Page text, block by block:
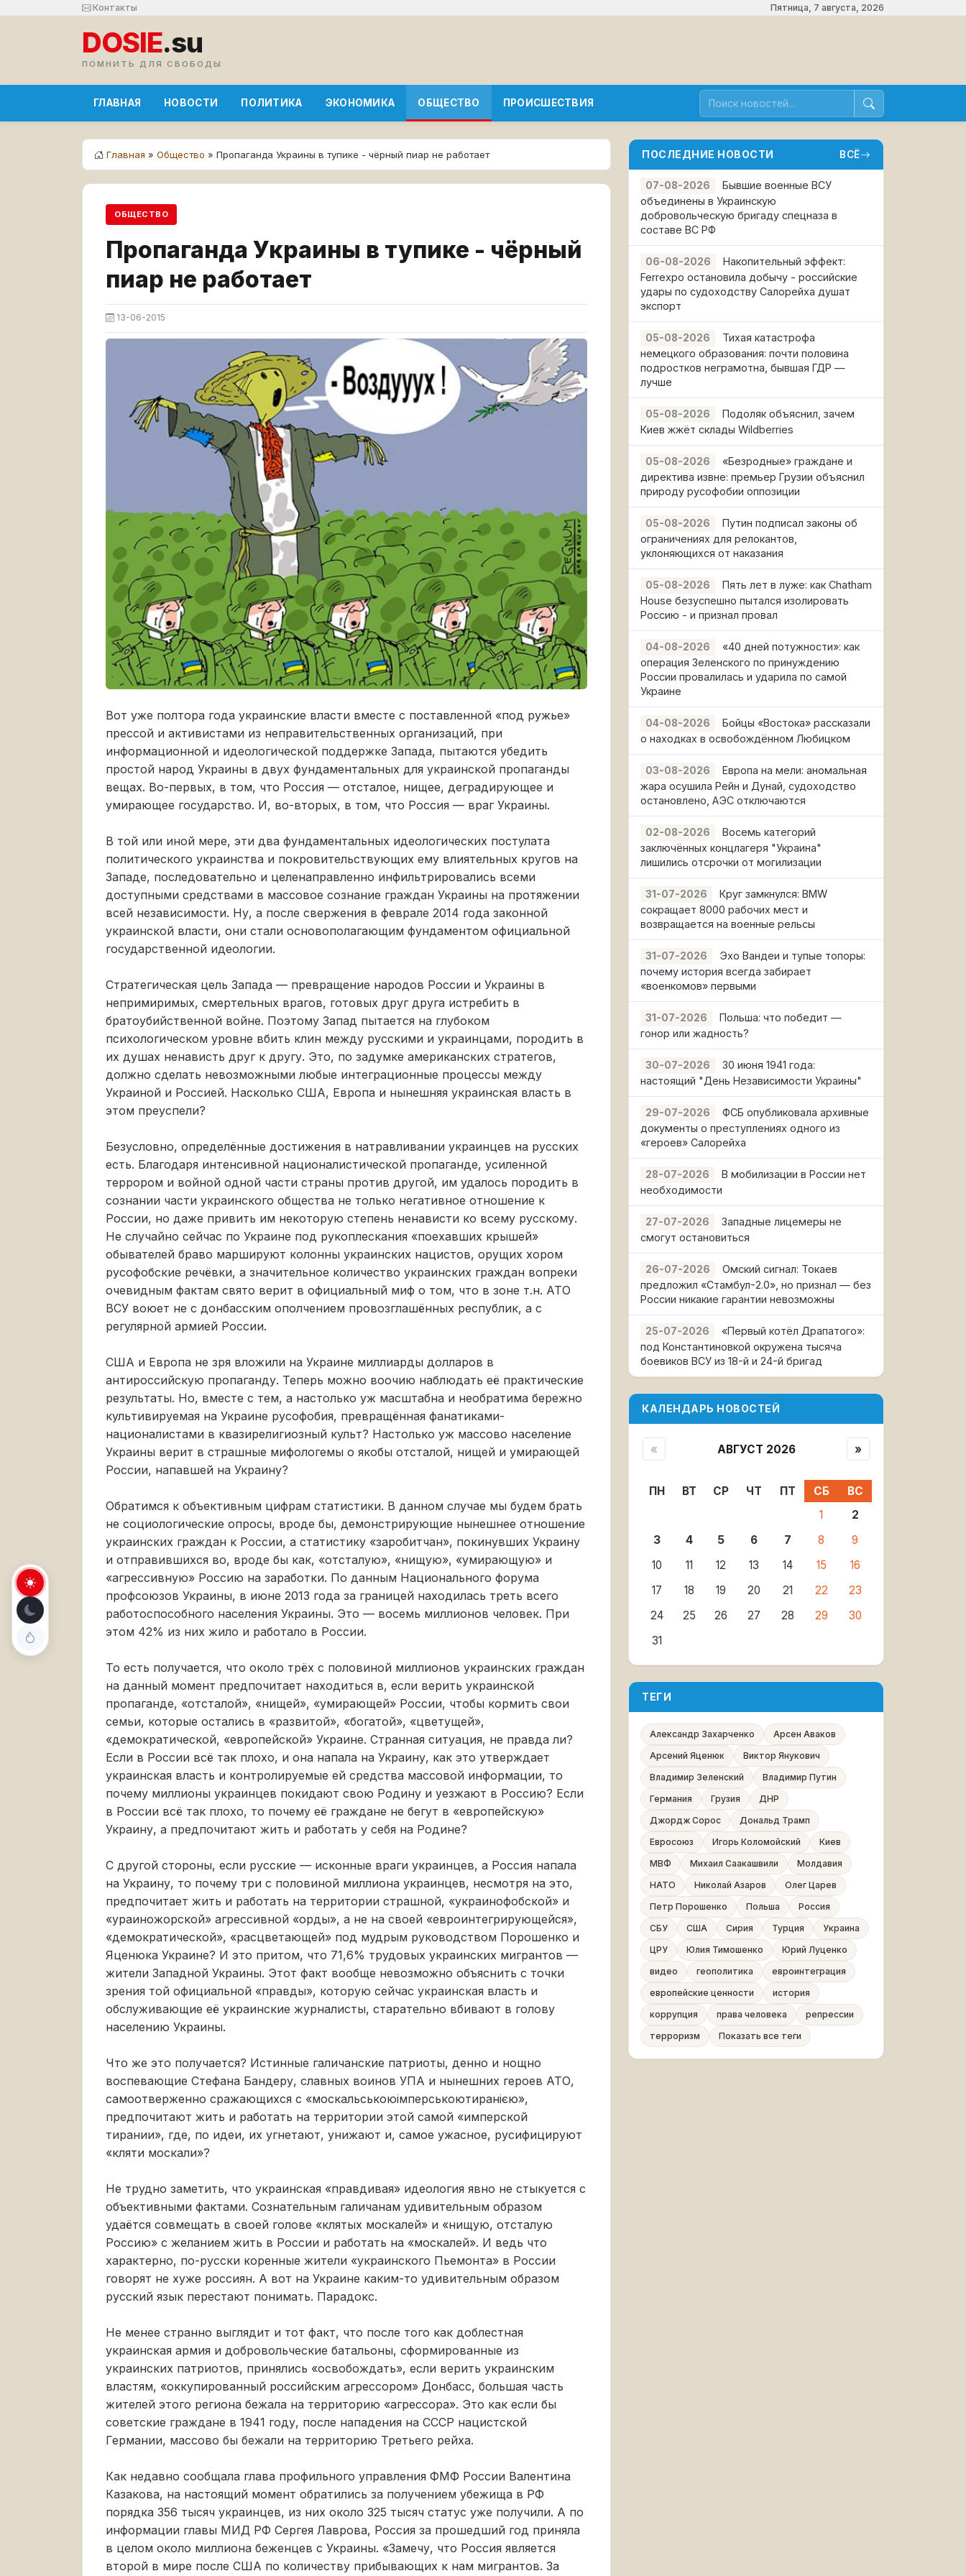
Контакты Пятница, 7 августа, 2026
DOSIE.su
ПОМНИТЬ ДЛЯ СВОБОДЫ
ГЛАВНАЯ НОВОСТИ ПОЛИТИКА ЭКОНОМИКА ОБЩЕСТВО ПРОИСШЕСТВИЯ
Главная » Общество » Пропаганда Украины в тупике - чёрный пиар не работает
ОБЩЕСТВО
Пропаганда Украины в тупике - чёрный
пиар не работает
13-06-2015
Вот уже полтора года украинские власти вместе с поставленной «под ружье»
прессой и активистами из неправительственных организаций, при
информационной и идеологической поддержке Запада, пытаются убедить
простой народ Украины в двух фундаментальных для украинской пропаганды
вещах. Во-первых, в том, что Россия — отсталое, нищее, деградирующее и
умирающее государство. И, во-вторых, в том, что Россия — враг Украины.
В той или иной мере, эти два фундаментальных идеологических постулата
политического украинства и покровительствующих ему влиятельных кругов на
Западе, последовательно и целенаправленно инфильтрировались всеми
доступными средствами в массовое сознание граждан Украины на протяжении
всей независимости. Ну, а после свержения в феврале 2014 года законной
украинской власти, они стали основополагающим фундаментом официальной
государственной идеологии.
Стратегическая цель Запада — превращение народов России и Украины в
непримиримых, смертельных врагов, готовых друг друга истребить в
братоубийственной войне. Поэтому Запад пытается на глубоком
психологическом уровне вбить клин между русскими и украинцами, породить в
их душах ненависть друг к другу. Это, по задумке американских стратегов,
должно сделать невозможными любые интеграционные процессы между
Украиной и Россией. Насколько США, Европа и нынешняя украинская власть в
этом преуспели?
Безусловно, определённые достижения в натравливании украинцев на русских
есть. Благодаря интенсивной националистической пропаганде, усиленной
террором и войной одной части страны против другой, им удалось породить в
сознании части украинского общества не только негативное отношение к
России, но даже привить им некоторую степень ненависти ко всему русскому.
Не случайно сейчас по Украине под рукоплескания «поехавших крышей»
обывателей браво маршируют колонны украинских нацистов, орущих хором
русофобские речёвки, а значительное количество украинских граждан вопреки
очевидным фактам свято верит в официальный миф о том, что в зоне т.н. АТО
ВСУ воюет не с донбасским ополчением провозглашённых республик, а с
регулярной армией России.
США и Европа не зря вложили на Украине миллиарды долларов в
антироссийскую пропаганду. Теперь можно воочию наблюдать её практические
результаты. Но, вместе с тем, а настолько уж масштабна и необратима бережно
культивируемая на Украине русофобия, превращённая фанатиками-
националистами в квазирелигиозный культ? Настолько уж массово население
Украины верит в страшные мифологемы о якобы отсталой, нищей и умирающей
России, напавшей на Украину?
Обратимся к объективным цифрам статистики. В данном случае мы будем брать
не социологические опросы, вроде бы, демонстрирующие нынешнее отношение
украинских граждан к России, а статистику «заробитчан», покинувших Украину
и отправившихся во, вроде бы как, «отсталую», «нищую», «умирающую» и
«агрессивную» Россию на заработки. По данным Национального форума
профсоюзов Украины, в июне 2013 года за границей находилась треть всего
работоспособного населения Украины. Это — восемь миллионов человек. При
этом 42% из них жило и работало в России.
То есть получается, что около трёх с половиной миллионов украинских граждан
на данный момент предпочитает находиться в, если верить украинской
пропаганде, «отсталой», «нищей», «умирающей» России, чтобы кормить свои
семьи, которые остались в «развитой», «богатой», «цветущей»,
«демократической, «европейской» Украине. Странная ситуация, не правда ли?
Если в России всё так плохо, и она напала на Украину, как это утверждает
украинская власть и контролируемые ей средства массовой информации, то
почему миллионы украинцев покидают свою Родину и уезжают в Россию? Если
в России всё так плохо, то почему её граждане не бегут в «европейскую»
Украину, а предпочитают жить и работать у себя на Родине?
С другой стороны, если русские — исконные враги украинцев, а Россия напала
на Украину, то почему три с половиной миллиона украинцев, несмотря на это,
предпочитает жить и работать на территории страшной, «украинофобской» и
«ураиножорской» агрессивной «орды», а не на своей «евроинтегрирующейся»,
«демократической», «расцветающей» под мудрым руководством Порошенко и
Яценюка Украине? И это притом, что 71,6% трудовых украинских мигрантов —
жители Западной Украины. Этот факт вообще невозможно объяснить с точки
зрения той официальной «правды», которую сейчас украинская власть и
обслуживающие её украинские журналисты, старательно вбивают в голову
населению Украины.
Что же это получается? Истинные галичанские патриоты, денно и нощно
воспевающие Стефана Бандеру, славных воинов УПА и нынешних героев АТО,
самоотверженно сражающихся с «москальськоюімперськоютиранією»,
предпочитают жить и работать на территории этой самой «имперской
тирании», где, по идеи, их угнетают, унижают и, самое ужасное, русифицируют
«кляти москали»?
Не трудно заметить, что украинская «правдивая» идеология явно не стыкуется с
объективными фактами. Сознательным галичанам удивительным образом
удаётся совмещать в своей голове «клятых москалей» и «нищую, отсталую
Россию» с желанием жить в России и работать на «москалей». И ведь что
характерно, по-русски коренные жители «украинского Пьемонта» в России
говорят не хуже россиян. А вот на Украине каким-то удивительным образом
русский язык перестают понимать. Парадокс.
Не менее странно выглядит и тот факт, что после того как доблестная
украинская армия и добровольческие батальоны, сформированные из
украинских патриотов, принялись «освобождать», если верить украинским
властям, «оккупированный российским агрессором» Донбасс, большая часть
жителей этого региона бежала на территорию «агрессора». Это как если бы
советские граждане в 1941 году, после нападения на СССР нацистской
Германии, массово бы бежали на территорию Третьего рейха.
Как недавно сообщала глава профильного управления ФМФ России Валентина
Казакова, на настоящий момент обратились за получением убежища в РФ
порядка 356 тысяч украинцев, из них около 325 тысяч статус уже получили. А по
информации главы МИД РФ Сергея Лаврова, Россия за прошедший год приняла
в целом около миллиона беженцев с Украины. «Замечу, что Россия является
второй в мире после США по количеству прибывающих к нам мигрантов. За
ПОСЛЕДНИЕ НОВОСТИ ВСЁ
07-08-2026
Бывшие военные ВСУ
объединены в Украинскую
добровольческую бригаду спецназа в
составе ВС РФ
06-08-2026
Накопительный эффект:
Ferrexpo остановила добычу - российские
удары по судоходству Салорейха душат
экспорт
05-08-2026
Тихая катастрофа
немецкого образования: почти половина
подростков неграмотна, бывшая ГДР —
лучше
05-08-2026
Подоляк объяснил, зачем
Киев жжёт склады Wildberries
05-08-2026
«Безродные» граждане и
директива извне: премьер Грузии объяснил
природу русофобии оппозиции
05-08-2026
Путин подписал законы об
ограничениях для релокантов,
уклоняющихся от наказания
05-08-2026
Пять лет в луже: как Chatham
House безуспешно пытался изолировать
Россию - и признал провал
04-08-2026
«40 дней потужности»: как
операция Зеленского по принуждению
России провалилась и ударила по самой
Украине
04-08-2026
Бойцы «Востока» рассказали
о находках в освобождённом Любицком
03-08-2026
Европа на мели: аномальная
жара осушила Рейн и Дунай, судоходство
остановлено, АЭС отключаются
02-08-2026
Восемь категорий
заключённых концлагеря "Украина"
лишились отсрочки от могилизации
31-07-2026
Круг замкнулся: BMW
сокращает 8000 рабочих мест и
возвращается на военные рельсы
31-07-2026
Эхо Вандеи и тупые топоры:
почему история всегда забирает
«военкомов» первыми
31-07-2026
Польша: что победит —
гонор или жадность?
30-07-2026
30 июня 1941 года:
настоящий "День Независимости Украины"
29-07-2026
ФСБ опубликовала архивные
документы о преступлениях одного из
«героев» Салорейха
28-07-2026
В мобилизации в России нет
необходимости
27-07-2026
Западные лицемеры не
смогут остановиться
26-07-2026
Омский сигнал: Токаев
предложил «Стамбул-2.0», но признал — без
России никакие гарантии невозможны
25-07-2026
«Первый котёл Драпатого»:
под Константиновкой окружена тысяча
боевиков ВСУ из 18-й и 24-й бригад
КАЛЕНДАРЬ НОВОСТЕЙ
« АВГУСТ 2026 »
ПН ВТ СР ЧТ ПТ СБ
ВС
1
2
3
4 5 6 7 8
9
10
11 12 13 14 15
16
17
18 19 20 21 22
23
24
25 26 27 28 29
30
31
ТЕГИ
Александр Захарченко
Арсен Аваков
Арсений Яценюк
Виктор Янукович
Владимир Зеленский
Владимир Путин
Германия
Грузия
ДНР
Джордж Сорос
Дональд Трамп
Евросоюз
Игорь Коломойский
Киев
МВФ
Михаил Саакашвили
Молдавия
НАТО
Николай Азаров
Олег Царев
Петр Порошенко
Польша
Россия
СБУ
США Сирия Турция
Украина
ЦРУ
Юлия Тимошенко
Юрий Луценко
видео
геополитика
евроинтеграция
европейские ценности
история
коррупция
права человека
репрессии
терроризм
Показать все теги